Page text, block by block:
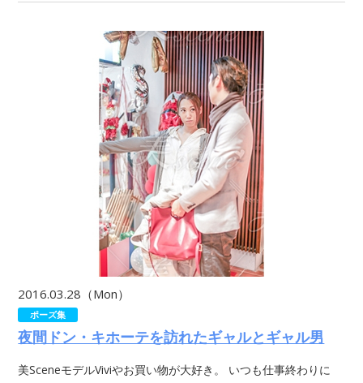
2016.03.28（Mon）
ポーズ集
夜間ドン・キホーテを訪れたギャルとギャル男
美SceneモデルViviやお買い物が大好き。 いつも仕事終わりに